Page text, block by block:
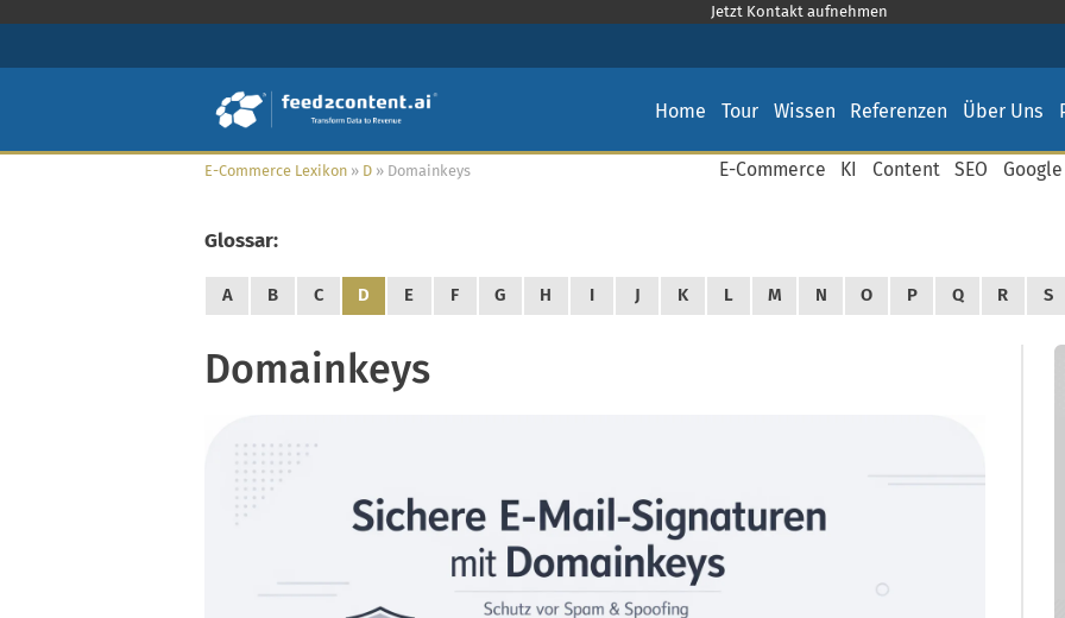
Jetzt Kontakt aufnehmen
Home Tour Wissen Referenzen Über Uns
E-Commerce Lexikon » D » Domainkeys E-Commerce KI Content SEO
Glossar:
A B C D E F G H I J K L M N O P Q R S
Domainkeys